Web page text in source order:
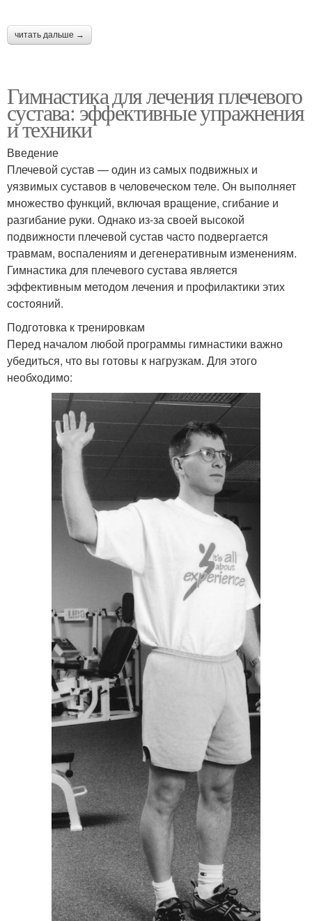
читать дальше →
Гимнастика для лечения плечевого
сустава: эффективные упражнения
и техники
Введение
Плечевой сустав — один из самых подвижных и
уязвимых суставов в человеческом теле. Он выполняет
множество функций, включая вращение, сгибание и
разгибание руки. Однако из-за своей высокой
подвижности плечевой сустав часто подвергается
травмам, воспалениям и дегенеративным изменениям.
Гимнастика для плечевого сустава является
эффективным методом лечения и профилактики этих
состояний.
Подготовка к тренировкам
Перед началом любой программы гимнастики важно
убедиться, что вы готовы к нагрузкам. Для этого
необходимо: